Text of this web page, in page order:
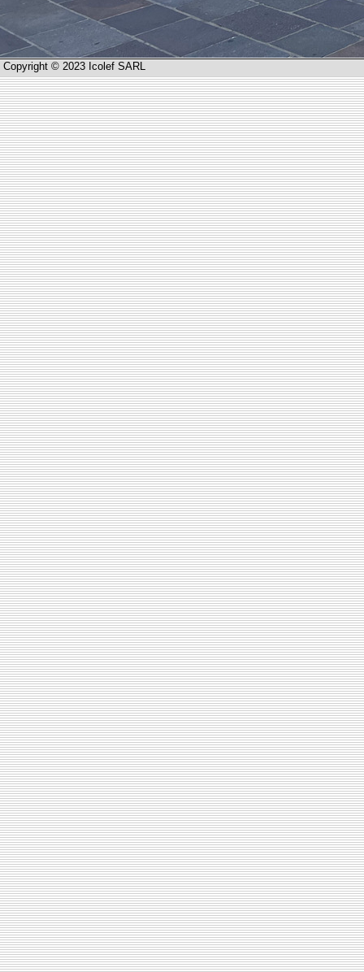
Copyright © 2023 Icolef SARL